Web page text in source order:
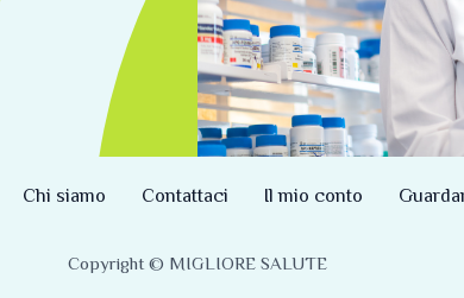
Chi siamo Contattaci Il mio conto
Copyright © MIGLIORE SALUTE